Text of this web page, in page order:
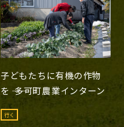
子どもたちに有機の作物
を ―― 多可町農業インターン
行く